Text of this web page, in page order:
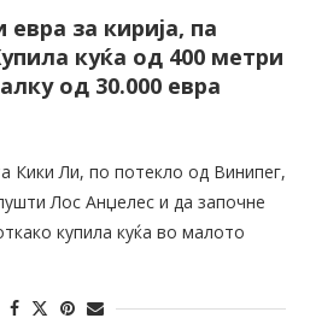
за кирија, па
куќа од 400 метри
од 30.000 евра
Кики Ли, по потекло од Винипег,
Лос Анџелес и да започне
купила куќа во малото